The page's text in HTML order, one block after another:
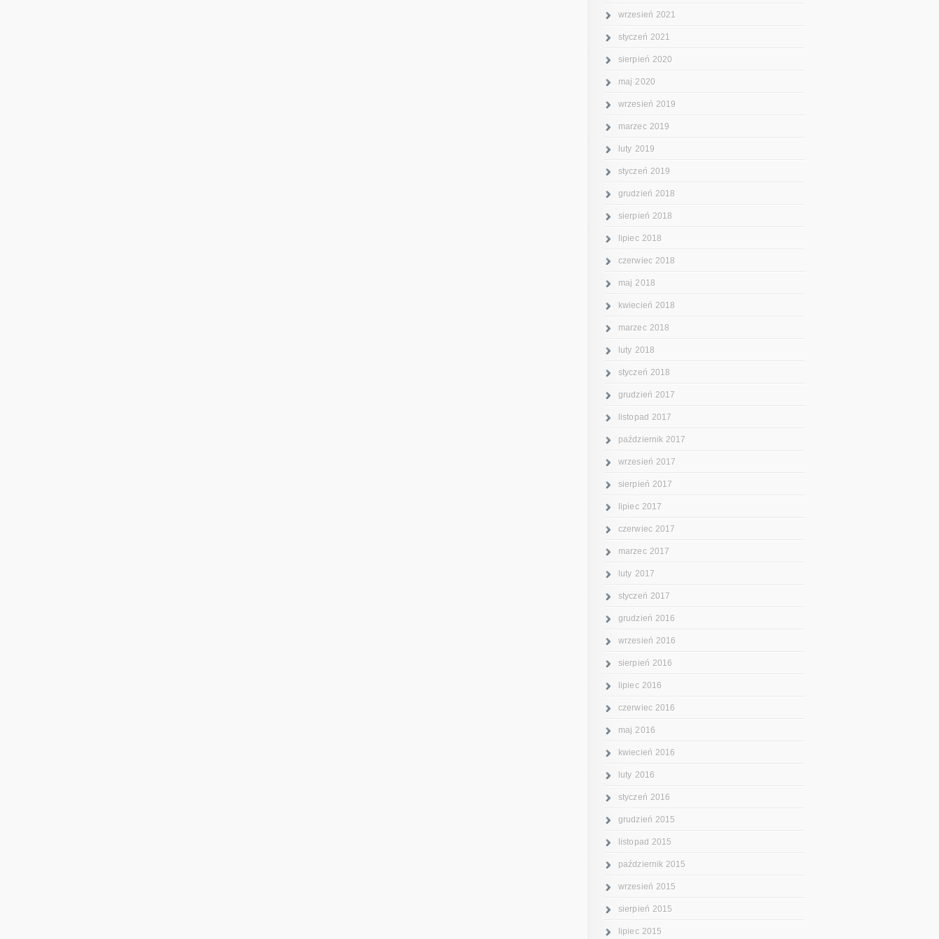
wrzesień 2021
styczeń 2021
sierpień 2020
maj 2020
wrzesień 2019
marzec 2019
luty 2019
styczeń 2019
grudzień 2018
sierpień 2018
lipiec 2018
czerwiec 2018
maj 2018
kwiecień 2018
marzec 2018
luty 2018
styczeń 2018
grudzień 2017
listopad 2017
październik 2017
wrzesień 2017
sierpień 2017
lipiec 2017
czerwiec 2017
marzec 2017
luty 2017
styczeń 2017
grudzień 2016
wrzesień 2016
sierpień 2016
lipiec 2016
czerwiec 2016
maj 2016
kwiecień 2016
luty 2016
styczeń 2016
grudzień 2015
listopad 2015
październik 2015
wrzesień 2015
sierpień 2015
lipiec 2015